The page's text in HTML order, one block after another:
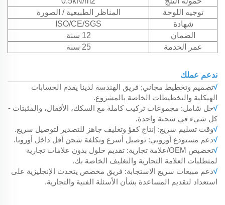
توجيه اللوحة
المناظر الطبيعية / الصورة
شهادة
ISO/CE/SGS
الضمان
12 سنة
عمر الخدمة
25 سنة
ندعم عملك
√تصميم وتخطيط مجاني: فريق الهندسة لدينا يقدم الحسابات
الهيكلية والتخطيطات الخاصة بالمشروع.
√حل شامل: مجموعات تركيب كاملة مع السكك، الأقفال، والمثبتات -
كل شيء في شحنة واحدة.
√وقت تسليم سريع: إنتاج كفؤ وتغليف جاهز للتصدير لتوصيل سريع.
√دعم مستودع أوروبي: توصيل أسرع وتكلفة شحن أقل داخل أوروبا.
√
تخصيص OEM/علامة تجارية: تقديم حلول بدون علامات تجارية
لمتطلبات العلامة التجارية والتغليف الخاصة بك.
√دعم مبيعات سريع الاستجابة: فريق مخصص يتحدث الإنجليزية على
استعداد لتقديم المساعدة بشأن الأسئلة الفنية والتجارية.